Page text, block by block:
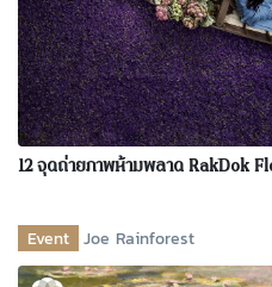
12 จุดถ่ายภาพห้ามพลาด RakDok
Event Joe Rainforest